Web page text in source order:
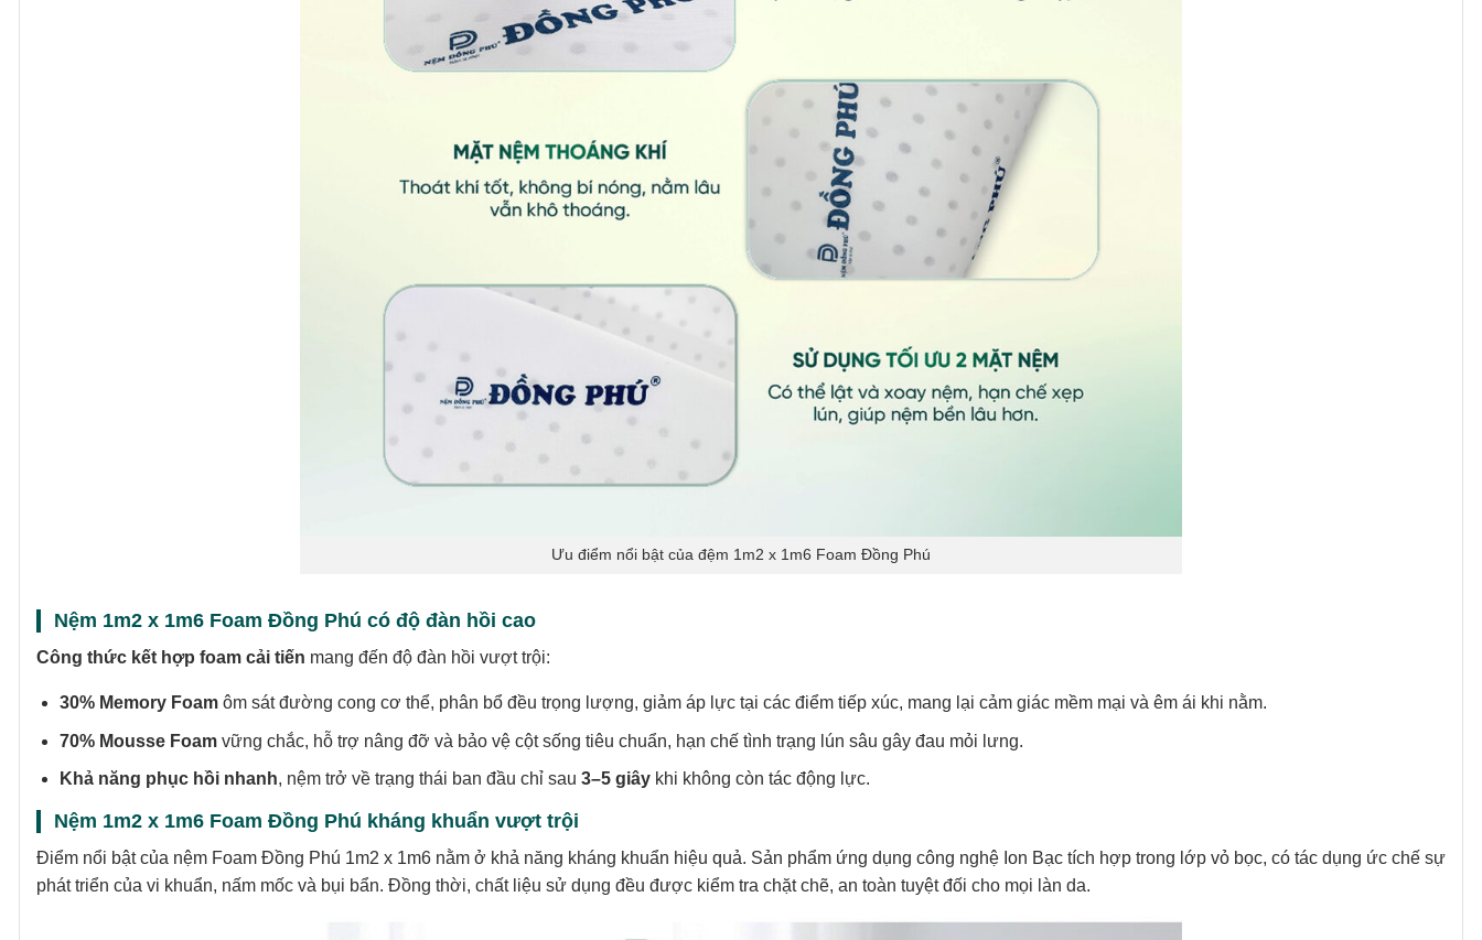
Ưu điểm nổi bật của đệm 1m2 x 1m6 Foam Đồng Phú
Nệm 1m2 x 1m6 Foam Đồng Phú có độ đàn hồi cao
Công thức kết hợp foam cải tiến mang đến độ đàn hồi vượt trội:
30% Memory Foamôm sát đường cong cơ thể, phân bổ đều trọng lượng, giảm áp lực tại các điểm tiếp xúc, mang lại cảm giác mềm mại và êm ái khi nằm.
70% Mousse Foamvững chắc, hỗ trợ nâng đỡ và bảo vệ cột sống tiêu chuẩn, hạn chế tình trạng lún sâu gây đau mỏi lưng.
Khả năng phục hồi nhanh, nệm trở về trạng thái ban đầu chỉ sau 3–5 giâykhi không còn tác động lực.
Nệm 1m2 x 1m6 Foam Đồng Phú kháng khuẩn vượt trội
Điểm nổi bật của nệm Foam Đồng Phú 1m2 x 1m6 nằm ở khả năng kháng khuẩn hiệu quả. Sản phẩm ứng dụng công nghệ Ion Bạc tích hợp trong lớp vỏ bọc, có tác dụng ức chế sự
phát triển của vi khuẩn, nấm mốc và bụi bẩn. Đồng thời, chất liệu sử dụng đều được kiểm tra chặt chẽ, an toàn tuyệt đối cho mọi làn da.